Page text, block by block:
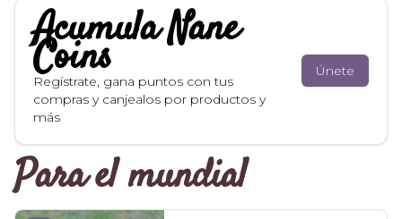
AcumulaNane
Coins
Regístrate, gana puntos con tus
compras y canjealos por productos y
más
Únete
Para el mundial